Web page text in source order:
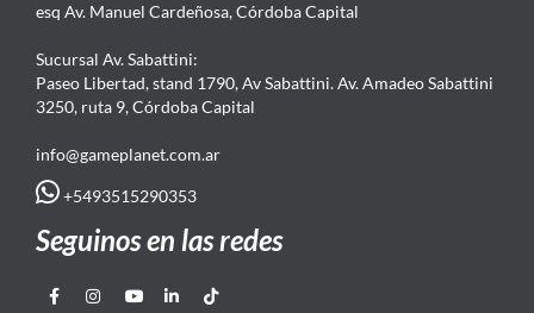
esq Av. Manuel Cardeñosa, Córdoba Capital
Sucursal Av. Sabattini:
Paseo Libertad, stand 1790, Av Sabattini. Av. Amadeo Sabattini
3250, ruta 9, Córdoba Capital
info@gameplanet.com.ar
+5493515290353
Seguinos en las redes